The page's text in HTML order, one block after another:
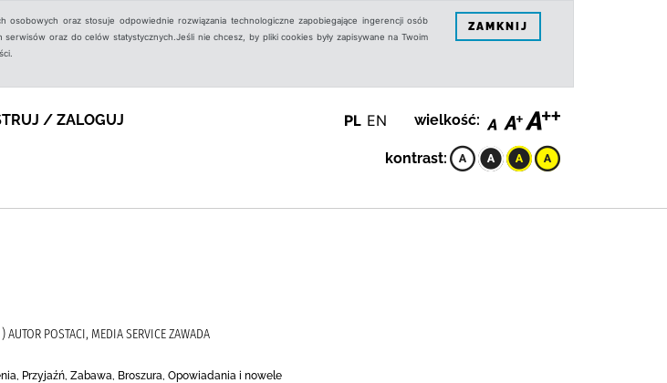
oraz stosuje odpowiednie rozwiązania technologiczne zapobiegające ingerencji osób
oraz do celów statystycznych.Jeśli nie chcesz, by pliki cookies były zapisywane na Twoim
ZAMKNIJ
/ ZALOGUJ PL EN wielkość:
kontrast:
POSTACI, MEDIA SERVICE ZAWADA
Przyjaźń, Zabawa, Broszura, Opowiadania i nowele